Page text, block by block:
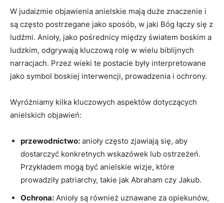
W judaizmie objawienia anielskie mają duże znaczenie i
są często postrzegane jako sposób, w jaki Bóg łączy się z
ludźmi. Anioły, jako pośrednicy między światem boskim a
ludzkim, odgrywają kluczową rolę w wielu biblijnych
narracjach. Przez wieki te postacie były interpretowane
jako symbol boskiej interwencji, prowadzenia i ochrony.
Wyróżniamy kilka kluczowych aspektów dotyczących
anielskich objawień:
przewodnictwo: anioły często zjawiają się, aby
dostarczyć konkretnych wskazówek lub ostrzeżeń.
Przykładem mogą być anielskie wizje, które
prowadziły patriarchy, takie jak Abraham czy Jakub.
Ochrona: Anioły są również uznawane za opiekunów,